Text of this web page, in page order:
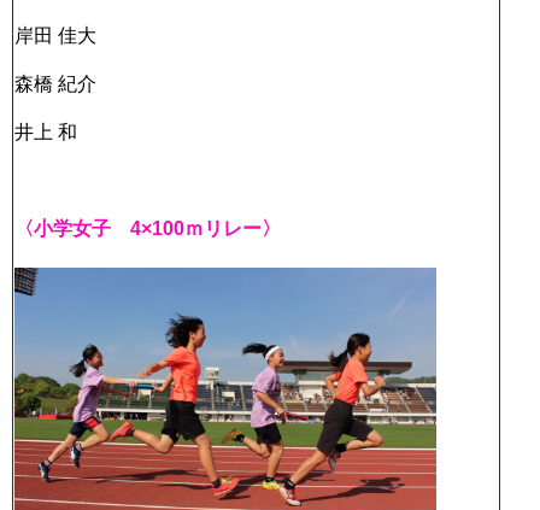
岸田 佳大
森橋 紀介
井上 和
〈小学女子 4×100ｍリレー〉